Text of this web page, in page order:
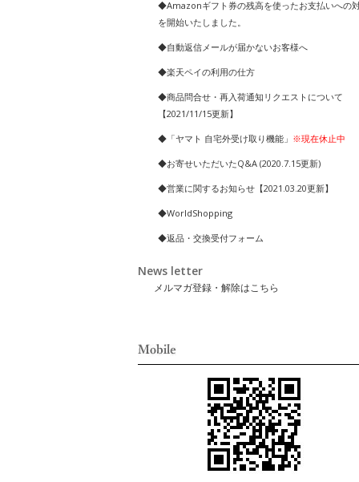
◆Amazonギフト券の残高を使ったお支払いへの
を開始いたしました。
◆自動返信メールが届かないお客様へ
◆楽天ペイの利用の仕方
◆商品問合せ・再入荷通知リクエストについて
【2021/11/15更新】
◆「ヤマト 自宅外受け取り機能」 ※現在休止中
◆お寄せいただいたQ&A (2020.7.15更新)
◆営業に関するお知らせ【2021.03.20更新】
◆WorldShopping
◆返品・交換受付フォーム
News letter
メルマガ登録・解除はこちら